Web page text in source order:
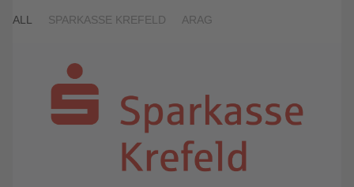
ALL SPARKASSE KREFELD ARAG